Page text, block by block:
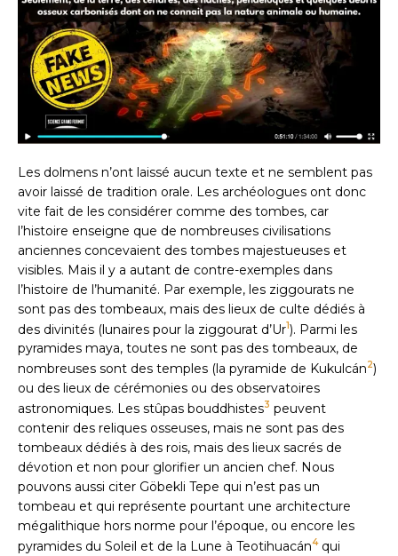
Les dolmens n’ont laissé aucun texte et ne semblent pas
avoir laissé de tradition orale. Les archéologues ont donc
vite fait de les considérer comme des tombes, car
l’histoire enseigne que de nombreuses civilisations
anciennes concevaient des tombes majestueuses et
visibles. Mais il y a autant de contre-exemples dans
l’histoire de l’humanité. Par exemple, les ziggourats ne
sont pas des tombeaux, mais des lieux de culte dédiés à
des divinités (lunaires pour la ziggourat d’Ur1). Parmi les
pyramides maya, toutes ne sont pas des tombeaux, de
nombreuses sont des temples (la pyramide de Kukulcán2)
ou des lieux de cérémonies ou des observatoires
astronomiques. Les stûpas bouddhistes3 peuvent
contenir des reliques osseuses, mais ne sont pas des
tombeaux dédiés à des rois, mais des lieux sacrés de
dévotion et non pour glorifier un ancien chef. Nous
pouvons aussi citer Göbekli Tepe qui n’est pas un
tombeau et qui représente pourtant une architecture
mégalithique hors norme pour l’époque, ou encore les
pyramides du Soleil et de la Lune à Teotihuacán4qui